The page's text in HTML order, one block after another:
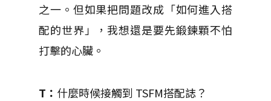
之一。但如果把問題改成「如何進入搭
配的世界」，我想還是要先鍛鍊顆不怕
打擊的心臟。
T： 什麼時候接觸到 TSFM搭配誌？